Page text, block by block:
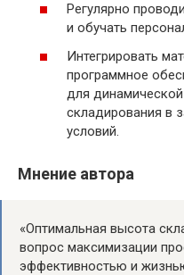
Регулярно
и обучать
Интегрировать
программное
для
складирования в
условий.
Мнение автора
«Оптимальная высота
вопрос максимизации
эффективностью и